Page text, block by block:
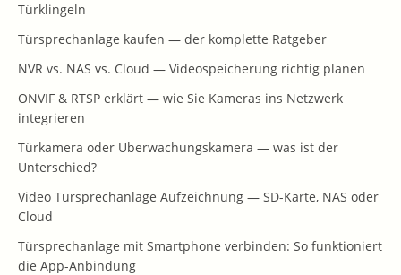
Türklingeln
Türsprechanlage kaufen — der komplette Ratgeber
NVR vs. NAS vs. Cloud — Videospeicherung richtig planen
ONVIF & RTSP erklärt — wie Sie Kameras ins Netzwerk
integrieren
Türkamera oder Überwachungskamera — was ist der
Unterschied?
Video Türsprechanlage Aufzeichnung — SD-Karte, NAS oder
Cloud
Türsprechanlage mit Smartphone verbinden: So funktioniert
die App-Anbindung